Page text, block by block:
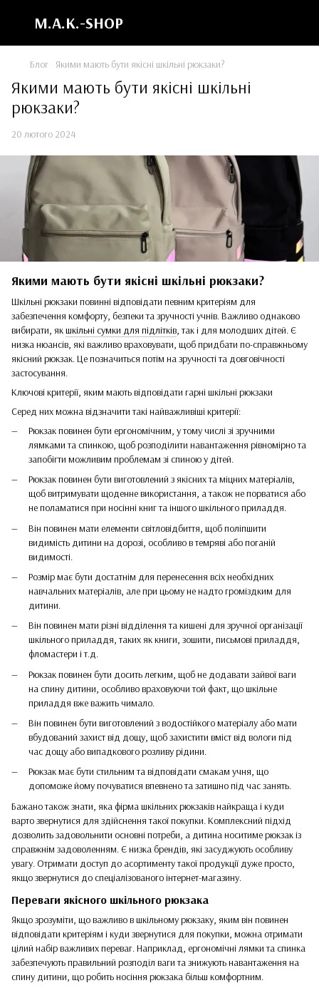
M.A.K.-SHOP
Блог Якими мають бути якісні шкільні рюкзаки?
Якими мають бути якісні шкільні
рюкзаки?
20 лютого 2024
Якими мають бути якісні шкільні рюкзаки?
Шкільні рюкзаки повинні відповідати певним критеріям для
забезпечення комфорту, безпеки та зручності учнів. Важливо однаково
вибирати, якшкільні сумки для підлітків, так і для молодших дітей. Є
низка нюансів, які важливо враховувати, щоб придбати по-справжньому
якісний рюкзак. Це позначиться потім на зручності та довговічності
застосування.
Ключові критерії, яким мають відповідати гарні шкільні рюкзаки
Серед них можна відзначити такі найважливіші критерії:
Рюкзак повинен бути ергономічним, у тому числі зі зручними
лямками та спинкою, щоб розподілити навантаження рівномірно та
запобігти можливим проблемам зі спиною у дітей.
Рюкзак повинен бути виготовлений з якісних та міцних матеріалів,
щоб витримувати щоденне використання, а також не порватися або
не поламатися при носінні книг та іншого шкільного приладдя.
Він повинен мати елементи світловідбиття, щоб поліпшити
видимість дитини на дорозі, особливо в темряві або поганій
видимості.
Розмір має бути достатнім для перенесення всіх необхідних
навчальних матеріалів, але при цьому не надто громіздким для
дитини.
Він повинен мати різні відділення та кишені для зручної організації
шкільного приладдя, таких як книги, зошити, письмові приладдя,
фломастери і т.д.
Рюкзак повинен бути досить легким, щоб не додавати зайвої ваги
на спину дитини, особливо враховуючи той факт, що шкільне
приладдя вже важить чимало.
Він повинен бути виготовлений з водостійкого матеріалу або мати
вбудований захист від дощу, щоб захистити вміст від вологи під
час дощу або випадкового розливу рідини.
Рюкзак має бути стильним та відповідати смакам учня, що
допоможе йому почуватися впевнено та затишно під час занять.
Бажано також знати, яка фірма шкільних рюкзаків найкраща і куди
варто звернутися для здійснення такої покупки. Комплексний підхід
дозволить задовольнити основні потреби, а дитина носитиме рюкзак із
справжнім задоволенням. Є низка брендів, які засуджують особливу
увагу. Отримати доступ до асортименту такої продукції дуже просто,
якщо звернутися до спеціалізованого інтернет-магазину.
Переваги якісного шкільного рюкзака
Якщо зрозуміти, що важливо в шкільному рюкзаку, яким він повинен
відповідати критеріям і куди звернутися для покупки, можна отримати
цілий набір важливих переваг. Наприклад, ергономічні лямки та спинка
забезпечують правильний розподіл ваги та знижують навантаження на
спину дитини, що робить носіння рюкзака більш комфортним.